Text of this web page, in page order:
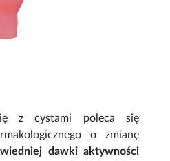
z cystami poleca się
o zmianę
dawki aktywności